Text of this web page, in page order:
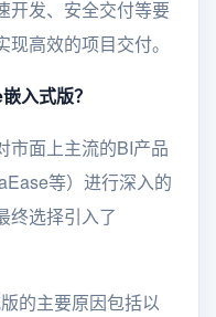
开发、安全交付等要
高效的项目交付。
入式版？
市面上主流的BI产品
等）进行深入的
终选择引入了
的主要原因包括以